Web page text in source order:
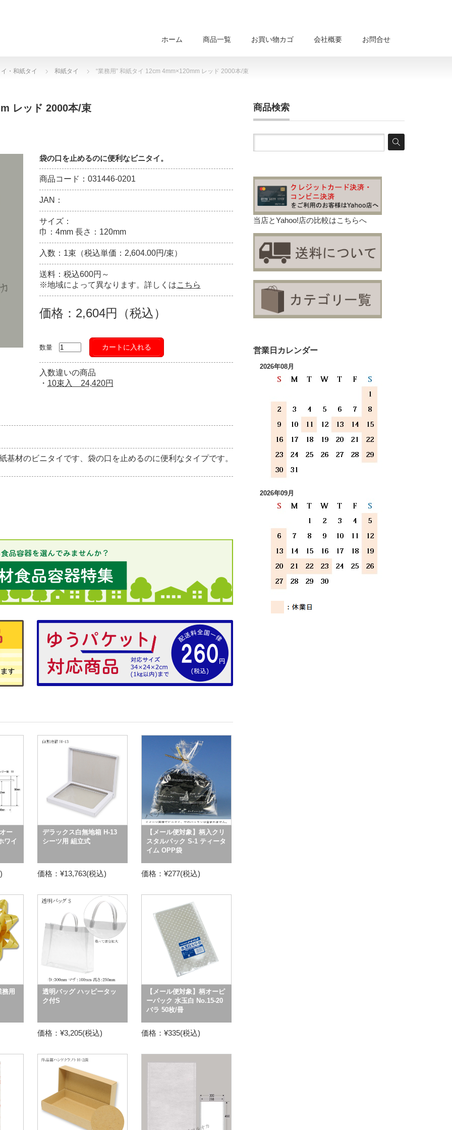
ホーム 商品一覧 お買い物カゴ 会社概要 お問合せ
・和紙タイ 和紙タイ “業務用” 和紙タイ 12cm 4mm×120mm レッド 2000本/束
レッド 2000本/束
袋の口を止めるのに便利なビニタイ。
商品コード：031446-0201
JAN：
サイズ：
巾：4mm 長さ：120mm
入数：1束（税込単価：2,604.00円/束）
送料：税込600円～
※地域によって異なります。詳しくはこちら
価格：2,604円（税込）
数量 カートに入れる
入数違いの商品
・ 10束入 24,420円
材のビニタイです、袋の口を止めるのに便利なタイプです。
ー
ワイ
デラックス白無地箱 H-13
シーツ用 組立式
価格：¥13,763(税込)
【メール便対象】柄入クリ
スタルパック S-1 ティータ
イム OPP袋
価格：¥277(税込)
用
透明バッグ ハッピータッ
ク付S
価格：¥3,205(税込)
【メール便対象】柄オーピ
ーパック 水玉白 No.15-20
バラ 50枚/冊
価格：¥335(税込)
商品検索
当店とYahoo!店の比較はこちらへ
営業日カレンダー
2026年08月
2026年09月